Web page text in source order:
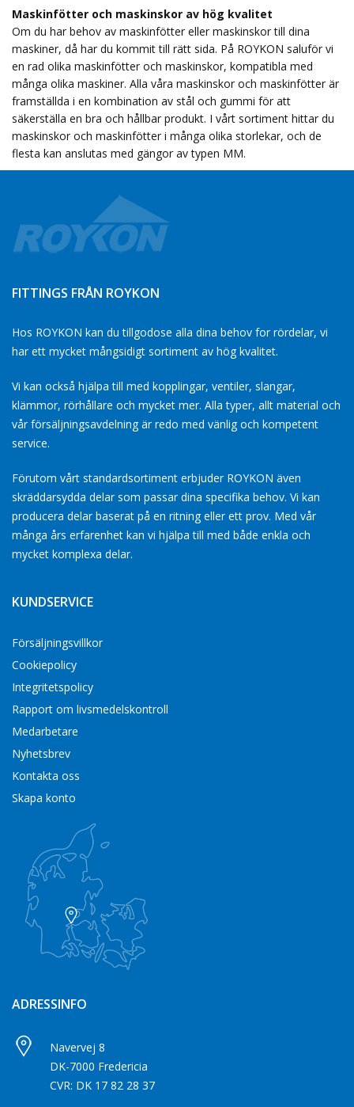
Maskinfötter och maskinskor av hög kvalitet
Om du har behov av maskinfötter eller maskinskor till dina
maskiner, då har du kommit till rätt sida. På ROYKON saluför vi
en rad olika maskinfötter och maskinskor, kompatibla med
många olika maskiner. Alla våra maskinskor och maskinfötter är
framställda i en kombination av stål och gummi för att
säkerställa en bra och hållbar produkt. I vårt sortiment hittar du
maskinskor och maskinfötter i många olika storlekar, och de
flesta kan anslutas med gängor av typen MM.
FITTINGS FRÅN ROYKON
Hos ROYKON kan du tillgodose alla dina behov for rördelar, vi
har ett mycket mångsidigt sortiment av hög kvalitet.
Vi kan också hjälpa till med kopplingar, ventiler, slangar,
klämmor, rörhållare och mycket mer. Alla typer, allt material och
vår försäljningsavdelning är redo med vänlig och kompetent
service.
Förutom vårt standardsortiment erbjuder ROYKON även
skräddarsydda delar som passar dina specifika behov. Vi kan
producera delar baserat på en ritning eller ett prov. Med vår
många års erfarenhet kan vi hjälpa till med både enkla och
mycket komplexa delar.
KUNDSERVICE
Försäljningsvillkor
Cookiepolicy
Integritetspolicy
Rapport om livsmedelskontroll
Medarbetare
Nyhetsbrev
Kontakta oss
Skapa konto
ADRESSINFO
Navervej 8
DK-7000 Fredericia
CVR: DK 17 82 28 37